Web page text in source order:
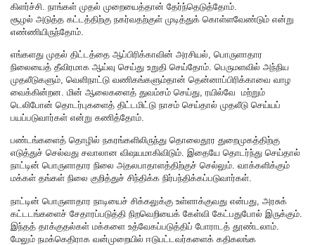
கிளர்ச்சி. நாங்கள் முதல் முறையைத்தான் தேர்ந்தெடுத்தோம்.‌
சூழல் அடுத்த கட்டத்திற்கு நகர்வதற்குள் முடித்துக் கொள்ளவேண்டும் என்று
எண்ணியிருந்தோம்.
எங்களது முதல் திட்டத்தை ஆப்பிரிக்காவின் அரசியல், பொருளாதார
நிலையைத் தீவிரமாக ஆய்வு செய்து உறுதி செய்தோம். பெருமளவில் அந்நிய
முதலீடுகளும், வெளிநாட்டு வணிகங்களும்தான் தென்னாப்பிரிக்காவை வாழ
வைக்கின்றன. மின் ஆலைகளைத் துவம்சம் செய்து, ரயில்வே மற்றும்
டெலிபோன் தொடர்புகளைத் திட்டமிட்டு நாசம் செய்தால் முதலீடு செய்யப்
பயப்படுவார்கள் என்று கணித்தோம்.
பண்டங்களைத் தொழில் நகரங்களிலிருந்து தொலைதூர துறைமுகத்திற்கு
எடுத்துச் செல்வது சவாலான விஷயமாகிவிடும். இதையே தொடர்ந்து செய்தால்
நாட்டின் பொருளாதார நிலை அதலபாதாளத்திற்குச் செல்லும். வாக்களிக்கும்
மக்கள் தங்கள் நிலை குறித்துச் சிந்திக்க நிர்பந்திக்கப்படுவார்கள்.
நாட்டின் பொருளாதார நாடியைச் சிக்கலுக்கு உள்ளாக்குவது என்பது, அரசுக்
கட்டடங்களைச் சேதாரப்படுத்தி நிறவெறியைக் கேள்வி கேட்பதுபோல் இருக்கும்.‌
இந்தத் தாக்குதல்கள் மக்களை உத்வேகப்படுத்திப் போராடத் தூண்டலாம்.
மேலும் நமக்கெதிராக வன்முறையில் ஈடுபட்டவர்களைக் கதிகலங்க